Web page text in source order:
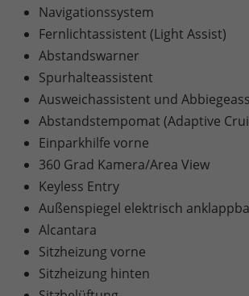
Navigationssystem
Fernlichtassistent (Light Assist)
Abstandswarner
Spurhalteassistent
Ausweichassistent und
Abstandstempomat (Adaptive
Einparkhilfe vorne
360 Grad Kamera/Area View
Keyless Entry
Außenspiegel elektrisch
Alcantara
Sitzheizung vorne
Sitzheizung hinten